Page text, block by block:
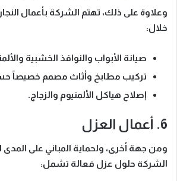
وعلاوة على ذلك، تهتم الشركة بأعمال
خلال:
صيانة الأبواب والنوافذ الخشبية
تركيب مطابخ وأثاث مصمم خصيصاً
إصلاح هياكل الألمنيوم والزجاج.
6. أعمال العزل
ومن جهة أخرى، ولحماية المباني على
الشركة حلول عزل فعالة تشمل: